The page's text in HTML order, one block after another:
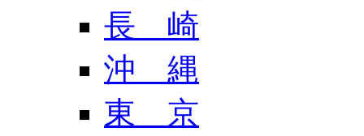
長 崎
沖 縄
東 京